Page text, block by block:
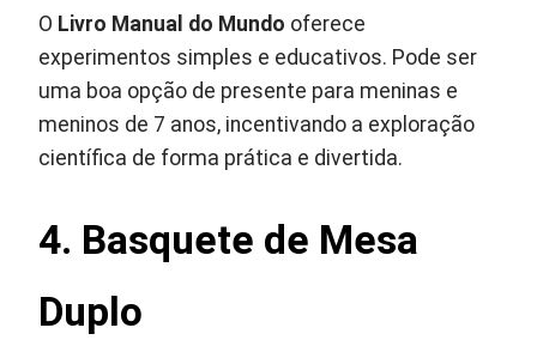
O Livro Manual do Mundo oferece
experimentos simples e educativos. Pode ser
uma boa opção de presente para meninas e
meninos de 7 anos, incentivando a exploração
científica de forma prática e divertida.
4. Basquete de Mesa
Duplo